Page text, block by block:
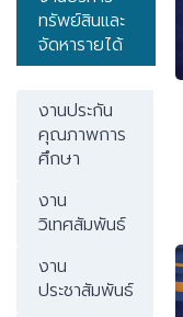
ทรัพย์สินและ
จัดหารายได้
งานประกัน
คุณภาพการ
ศึกษา
งาน
วิเทศสัมพันธ์
งาน
ประชาสัมพันธ์